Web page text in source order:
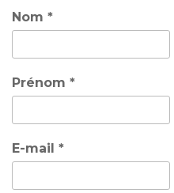
Nom *
Prénom *
E-mail *